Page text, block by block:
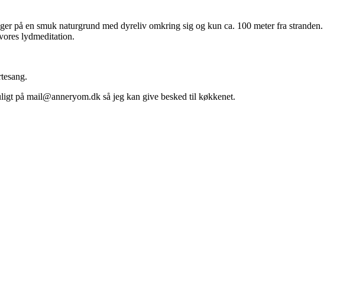
på en smuk naturgrund med dyreliv omkring sig og kun ca. 100 meter fra stranden.
lydmeditation.
på mail@anneryom.dk så jeg kan give besked til køkkenet.